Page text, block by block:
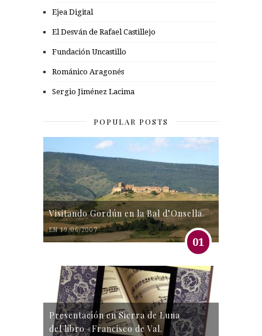
Ejea Digital
El Desván de Rafael Castillejo
Fundación Uncastillo
Románico Aragonés
Sergio Jiménez Lacima
POPULAR POSTS
Visitando Gordún en la Bal d’Onsella.
EN 19/06/2007
01
Presentación en Sierra de Luna
del libro «Francisco de Val.